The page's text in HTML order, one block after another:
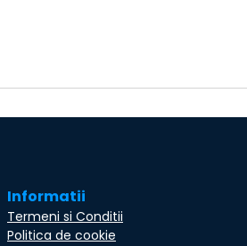
Informatii
Termeni si Conditii
Politica de cookie